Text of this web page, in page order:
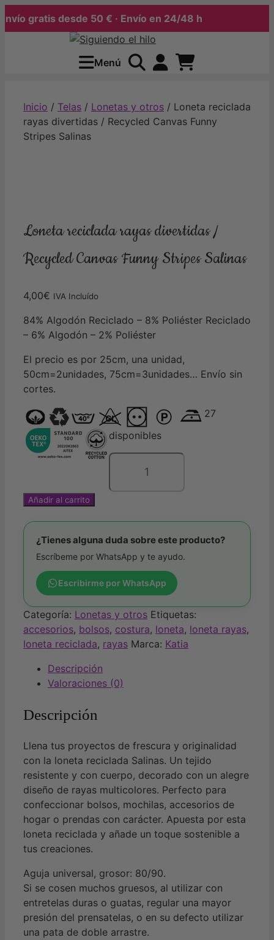
gratis desde 50 € · Envío en 24/48 h
Menú
Inicio / Telas / Lonetas y otros / Loneta reciclada
rayas divertidas / Recycled Canvas Funny
Stripes Salinas
Loneta reciclada rayas divertidas /
Recycled Canvas Funny Stripes Salinas
4,00€ IVA Incluído
84% Algodón Reciclado – 8% Poliéster Reciclado
– 6% Algodón – 2% Poliéster
El precio es por 25cm, una unidad,
50cm=2unidades, 75cm=3unidades… Envío sin
cortes.
27
disponibles
reciclada
divertidas
/
Recycled
Funny
Stripes
Salinas
cantidad
Añadir al carrito
¿Tienes alguna duda sobre este producto?
Escríbeme por WhatsApp y te ayudo.
Escribirme por WhatsApp
Categoría: Lonetas y otros Etiquetas:
accesorios, bolsos, costura, loneta, loneta rayas,
loneta reciclada, rayas Marca: Katia
Descripción
Valoraciones (0)
Descripción
Llena tus proyectos de frescura y originalidad
con la loneta reciclada Salinas. Un tejido
resistente y con cuerpo, decorado con un alegre
diseño de rayas multicolores. Perfecto para
confeccionar bolsos, mochilas, accesorios de
hogar o prendas con carácter. Apuesta por esta
loneta reciclada y añade un toque sostenible a
tus creaciones.
Aguja universal, grosor: 80/90.
Si se cosen muchos gruesos, al utilizar con
entretelas duras o guatas, regular una mayor
presión del prensatelas, o en su defecto utilizar
una pata de doble arrastre.